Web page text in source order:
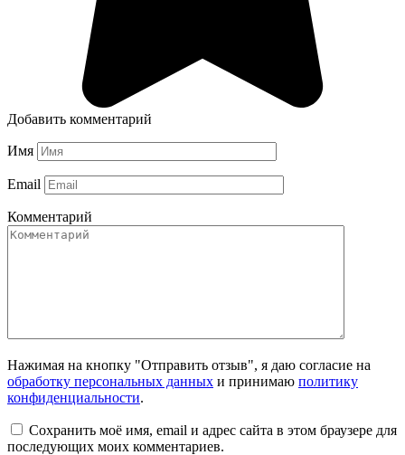
Добавить комментарий
Имя
Email
Комментарий
Нажимая на кнопку "Отправить отзыв", я даю согласие на
обработку персональных данных и принимаю политику
конфиденциальности.
Сохранить моё имя, email и адрес сайта в этом браузере для
последующих моих комментариев.